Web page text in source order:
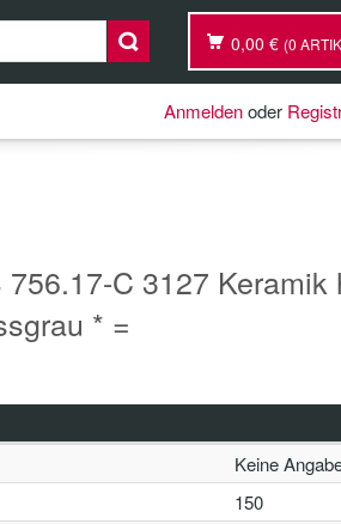
0,00 € (0
Anmeldenoder
C 3127 Keramik
* =
Keine
150